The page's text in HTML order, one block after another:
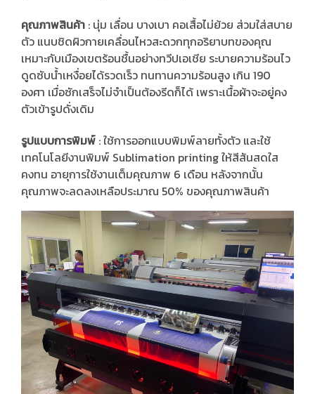
คุณภาพสินค้า : นุ่ม เลื่อน บางเบา คอเสื้อไม่ย้วย ส่วมใส่สบาย
ตัว แนบชิดผิวกายเคลื่อนไหวสะดวกทุกอริยาบทของคุณ
เหมาะกับเมืองเขตร้อนชื้นอย่างทวีปเอเชีย ระบายความร้อนไว
ดูดซับน้ำเหงื่อยได้รวดเร็ว ทนทานความร้อนสูง เกิน 190
องศา เมื่อซักเสร็จไม่จำเป็นต้องรีดก็ได้ เพราะเนื้อผ้าจะอยู่คง
ตัวเข้ารูปดั่งเดิม
รูปแบบการพิมพ์ : ใช้การออกแบบพิมพ์ลายทั้งตัว และใช้
เทคโนโลยีงานพิมพ์ Sublimation printing ให้สีสันสดใส
คงทน อายุการใช้งานเต็มคุณภาพ 6 เดือน หลังจากนั้น
คุณภาพจะลดลงเหลือประมาณ 50% ของคุณภาพสินค้า